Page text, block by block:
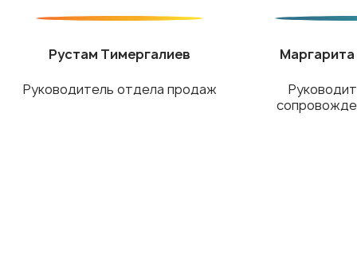
Рустам Тимергалиев
Руководитель отдела продаж